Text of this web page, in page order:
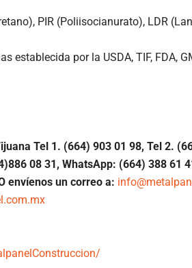
PIR (Poliisocianurato), LDR
establecida por la USDA, TIF, FDA,
Tel 1. (664) 903 01 98, Tel 2.
08 31, WhatsApp: (664) 388 61
envíenos un correo a: